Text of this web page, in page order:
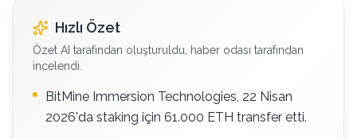
Hızlı Özet
Özet AI tarafından oluşturuldu, haber odası tarafından
incelendi.
BitMine Immersion Technologies, 22 Nisan
2026'da staking için 61.000 ETH transfer etti.